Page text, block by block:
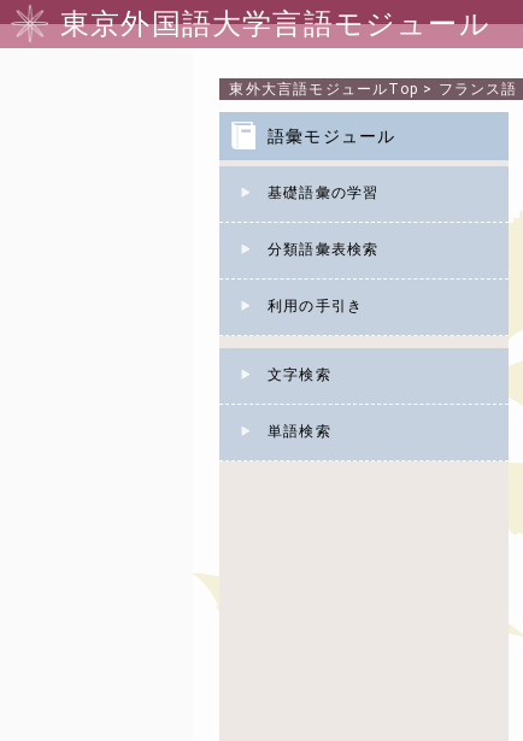
東京外国語大学言語モジュール
東外大言語モジュールTop > フランス語
語彙モジュール
基礎語彙の学習
分類語彙表検索
利用の手引き
文字検索
単語検索